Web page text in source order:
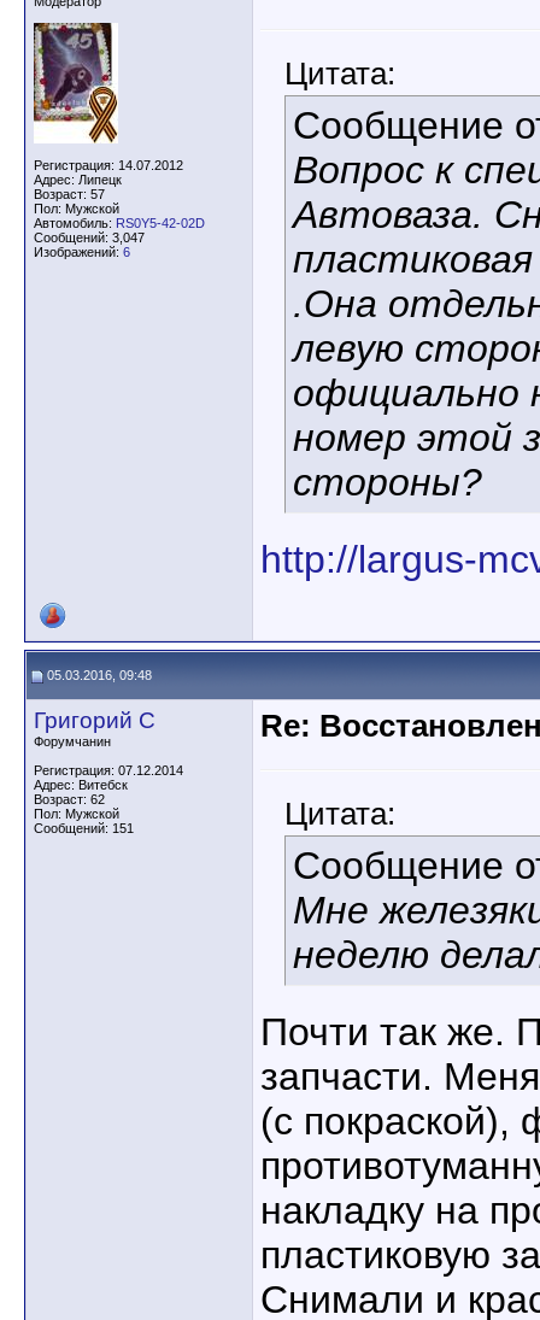
Регистрация: 14.07.2012
Адрес: Липецк
Возраст: 57
Пол: Мужской
Автомобиль: RS0Y5-42-02D
Сообщений: 3,047
Изображений: 6
Цитата:
Сообщение
Вопрос к
Автоваза.
.Она
левую
официально
номер этой
стороны?
http://largus-
05.03.2016, 09:48
Григорий С
Форумчанин
Регистрация: 07.12.2014
Адрес: Витебск
Возраст: 62
Пол: Мужской
Сообщений: 151
Re:
Цитата:
Сообщение
Мне
неделю
Почти так же.
запчасти.
(с покраской),
накладку на
пластиковую
Снимали и